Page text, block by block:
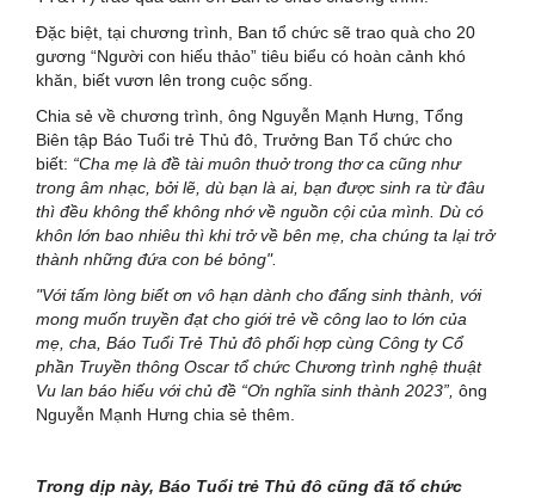
Đặc biệt, tại chương trình, Ban tổ chức sẽ trao quà cho 20
gương “Người con hiếu thảo” tiêu biểu có hoàn cảnh khó
khăn, biết vươn lên trong cuộc sống.
Chia sẻ về chương trình, ông Nguyễn Mạnh Hưng, Tổng
Biên tập Báo Tuổi trẻ Thủ đô, Trưởng Ban Tổ chức cho
biết: “Cha mẹ là đề tài muôn thuở trong thơ ca cũng như
trong âm nhạc, bởi lẽ, dù bạn là ai, bạn được sinh ra từ đâu
thì đều không thể không nhớ về nguồn cội của mình. Dù có
khôn lớn bao nhiêu thì khi trở về bên mẹ, cha chúng ta lại trở
thành những đứa con bé bỏng".
"Với tấm lòng biết ơn vô hạn dành cho đấng sinh thành, với
mong muốn truyền đạt cho giới trẻ về công lao to lớn của
mẹ, cha, Báo Tuổi Trẻ Thủ đô phối hợp cùng Công ty Cổ
phần Truyền thông Oscar tổ chức Chương trình nghệ thuật
Vu lan báo hiếu với chủ đề “Ơn nghĩa sinh thành 2023”, ông
Nguyễn Mạnh Hưng chia sẻ thêm.
Trong dịp này, Báo Tuổi trẻ Thủ đô cũng đã tổ chức